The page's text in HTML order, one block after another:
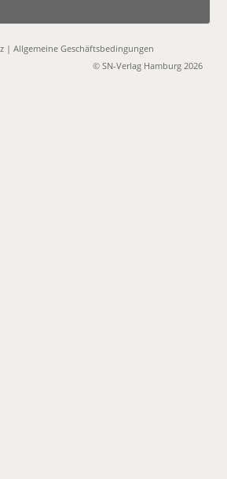
|Allgemeine Geschäftsbedingungen
© SN-Verlag Hamburg 2026